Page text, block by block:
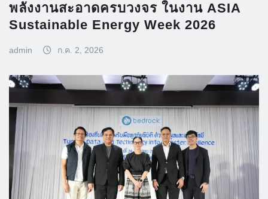
พลังงานสะอาดครบวงจร ในงาน ASIA
Sustainable Energy Week 2026
admin ก.ค. 2, 2026